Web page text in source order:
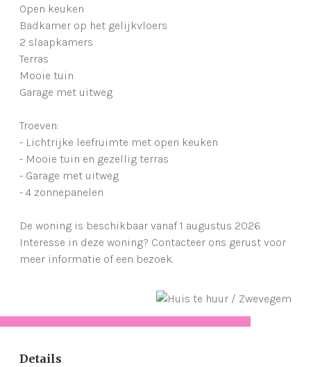
Open keuken
Badkamer op het gelijkvloers
2 slaapkamers
Terras
Mooie tuin
Garage met uitweg
Troeven:
- Lichtrijke leefruimte met open keuken
- Mooie tuin en gezellig terras
- Garage met uitweg
- 4 zonnepanelen
De woning is beschikbaar vanaf 1 augustus 2026.
Interesse in deze woning? Contacteer ons gerust voor
meer informatie of een bezoek.
Details